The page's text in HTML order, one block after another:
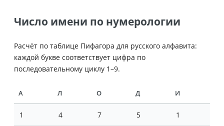
Число имени по нумерологии
Расчёт по таблице Пифагора для русского алфавита:
каждой букве соответствует цифра по
последовательному циклу 1–9.
А Л О Д И
1 4 7 5 1